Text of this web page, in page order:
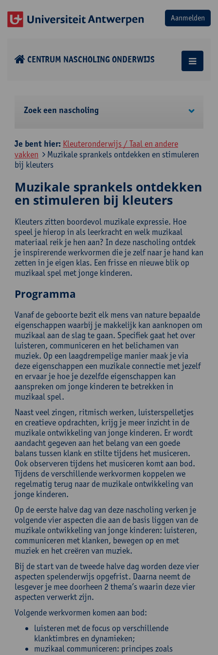
CENTRUM NASCHOLING ONDERWIJS
Zoek een nascholing
Je bent hier: Kleuteronderwijs / Taal en andere
vakken
Muzikale sprankels ontdekken en stimuleren
bij kleuters
Muzikale sprankels ontdekken
en stimuleren bij kleuters
Kleuters zitten boordevol muzikale expressie. Hoe
speel je hierop in als leerkracht en welk muzikaal
materiaal reik je hen aan? In deze nascholing ontdek
je inspirerende werkvormen die je zelf naar je hand kan
zetten in je eigen klas. Een frisse en nieuwe blik op
muzikaal spel met jonge kinderen.
Programma
Vanaf de geboorte bezit elk mens van nature bepaalde
eigenschappen waarbij je makkelijk kan aanknopen om
muzikaal aan de slag te gaan. Specifiek gaat het over
luisteren, communiceren en het belichamen van
muziek. Op een laagdrempelige manier maak je via
deze eigenschappen een muzikale connectie met jezelf
en ervaar je hoe je dezelfde eigenschappen kan
aanspreken om jonge kinderen te betrekken in
muzikaal spel.
Naast veel zingen, ritmisch werken, luisterspelletjes
en creatieve opdrachten, krijg je meer inzicht in de
muzikale ontwikkeling van jonge kinderen. Er wordt
aandacht gegeven aan het belang van een goede
balans tussen klank en stilte tijdens het musiceren.
Ook observeren tijdens het musiceren komt aan bod.
Tijdens de verschillende werkvormen koppelen we
regelmatig terug naar de muzikale ontwikkeling van
jonge kinderen.
Op de eerste halve dag van deze nascholing verken je
volgende vier aspecten die aan de basis liggen van de
muzikale ontwikkeling van jonge kinderen: luisteren,
communiceren met klanken, bewegen op en met
muziek en het creëren van muziek.
Bij de start van de tweede halve dag worden deze vier
aspecten spelenderwijs opgefrist. Daarna neemt de
lesgever je mee doorheen 2 thema’s waarin deze vier
aspecten verwerkt zijn.
Volgende werkvormen komen aan bod:
luisteren met de focus op verschillende
klanktimbres en dynamieken;
muzikaal communiceren: principes zoals